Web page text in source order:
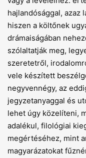
hajlandósággal, azaz
hiszen a költőnek
drámaiságában
szólaltatják meg,
szeretetről,
vele készített
negyvennégy, az
jegyzetanyaggal és
lehet úgy közelíteni,
adalékul, filológiai
megértéséhez, mint
magyarázatokat